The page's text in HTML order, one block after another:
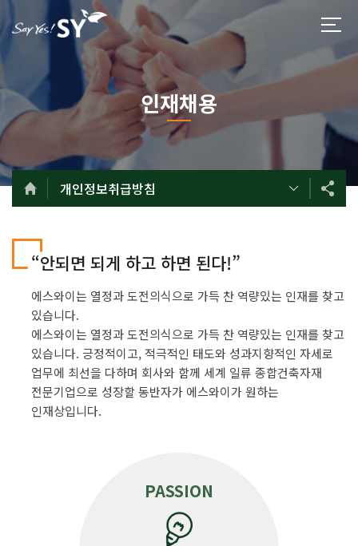
인재채용
개인정보취급방침
“안되면 되게 하고 하면 된다!”
에스와이는 열정과 도전의식으로 가득 찬 역량있는 인재를 찾고
있습니다.
에스와이는 열정과 도전의식으로 가득 찬 역량있는 인재를 찾고
있습니다. 긍정적이고, 적극적인 태도와 성과지향적인 자세로
업무에 최선을 다하며 회사와 함께 세계 일류 종합건축자재
전문기업으로 성장할 동반자가 에스와이가 원하는
인재상입니다.
PASSION